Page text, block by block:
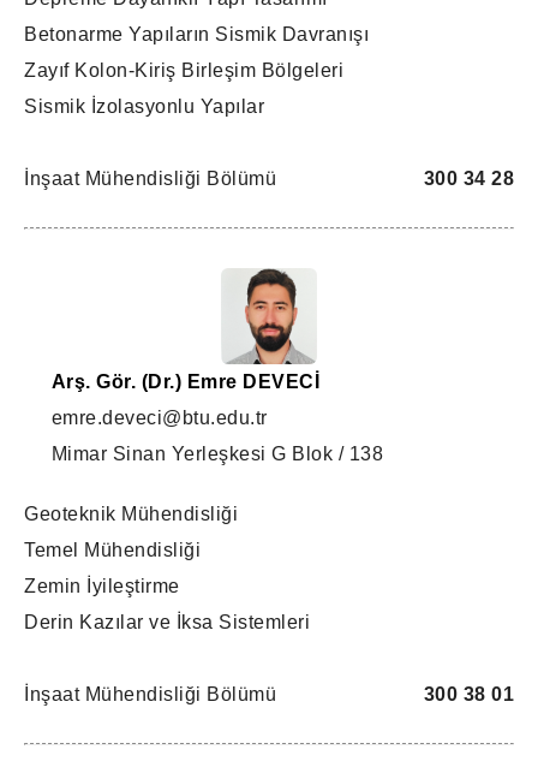
Betonarme Yapıların Sismik Davranışı
Zayıf Kolon-Kiriş Birleşim Bölgeleri
Sismik İzolasyonlu Yapılar
300 34 28
İnşaat Mühendisliği Bölümü
Arş. Gör. (Dr.) Emre DEVECİ
emre.deveci@btu.edu.tr
Mimar Sinan Yerleşkesi G Blok / 138
Geoteknik Mühendisliği
Temel Mühendisliği
Zemin İyileştirme
Derin Kazılar ve İksa Sistemleri
300 38 01
İnşaat Mühendisliği Bölümü